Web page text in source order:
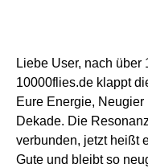
Liebe User, nach über
10000flies.de klappt
Eure Energie,
Dekade. Die
verbunden, jetzt heißt
Gute und bleibt so